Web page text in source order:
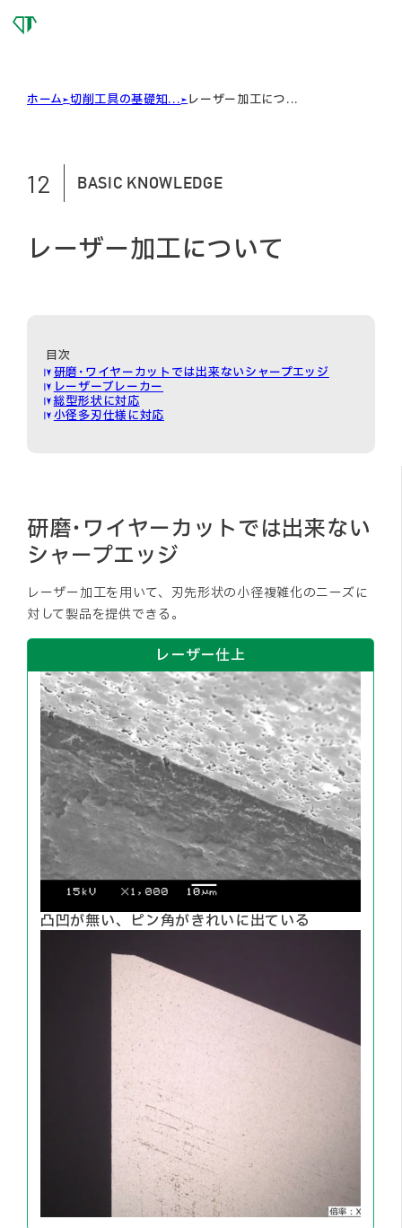
ホーム 切削工具の基礎知... レーザー加工につ...
12 BASIC KNOWLEDGE
レーザー加工について
研磨･ワイヤーカットでは出来ないシャープエッジ
レーザーブレーカー
総型形状に対応
小径多刃仕様に対応
研磨･ワイヤーカットでは出来ない
シャープエッジ
レーザー加工を用いて、刃先形状の小径複雑化のニーズに
対して製品を提供できる。
レーザー仕上
凸凹が無い、ピン角がきれいに出ている